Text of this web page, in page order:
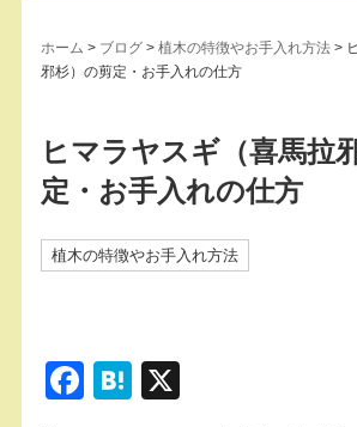
ホーム > ブログ >植木の特徴やお手入れ方法 >
邪杉）の剪定・お手入れの仕方
ヒマラヤスギ（喜馬拉
定・お手入れの仕方
植木の特徴やお手入れ方法
F
H